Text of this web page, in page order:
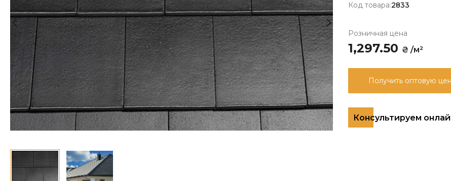
Код товара:2833
Розничная цена
1,297.50 ₴ /м²
Получить оптовую
Консультируем